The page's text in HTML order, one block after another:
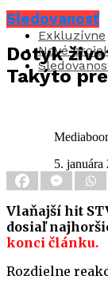
Aktuality
Exkluzívne
Nové
Sledovanosť
Dotyk
Takýto
5. januára
Vlaňajší hit
dosiaľ
konci článku.
Rozdielne